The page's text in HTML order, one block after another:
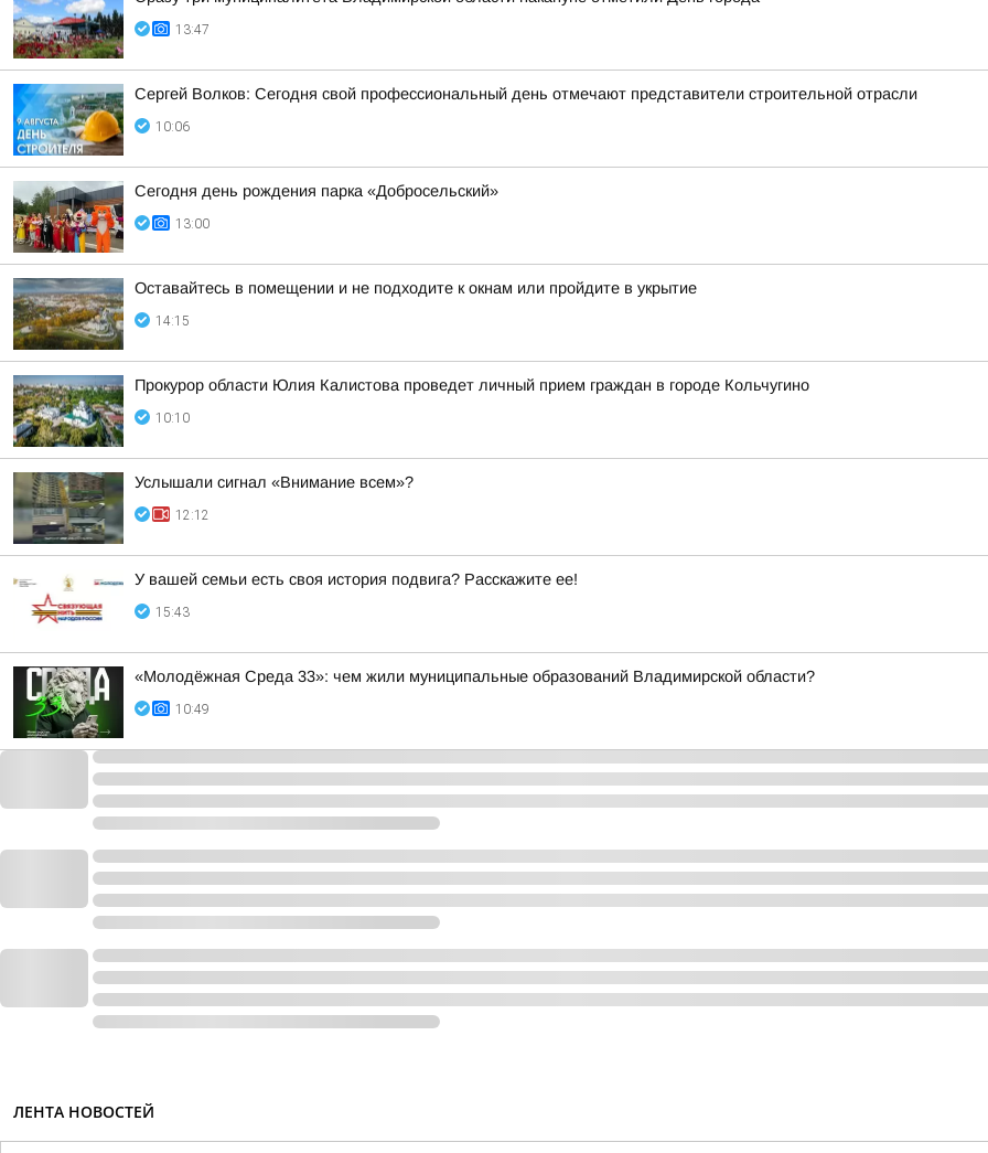
13:47
Сергей Волков: Сегодня свой профессиональный день отмечают представители строительной отрасли
10:06
Сегодня день рождения парка «Добросельский»
13:00
Оставайтесь в помещении и не подходите к окнам или пройдите в укрытие
14:15
Прокурор области Юлия Калистова проведет личный прием граждан в городе Кольчугино
10:10
Услышали сигнал «Внимание всем»?
12:12
У вашей семьи есть своя история подвига? Расскажите ее!
15:43
«Молодёжная Среда 33»: чем жили муниципальные образований Владимирской области?
10:49
ЛЕНТА НОВОСТЕЙ